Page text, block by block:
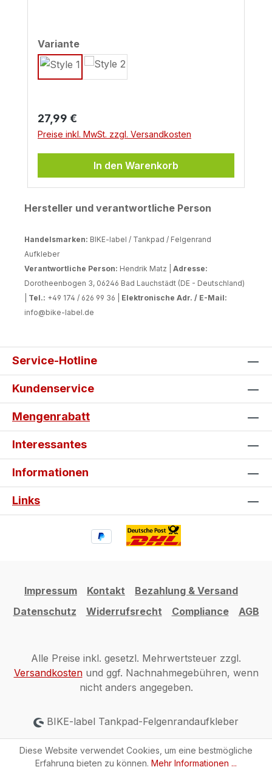
Varianteauswählen
Regulärer Preis:
27,99 €
Preise inkl. MwSt. zzgl. Versandkosten
In den Warenkorb
Hersteller und verantwortliche Person
Handelsmarken: BIKE-label / Tankpad / Felgenrand
Aufkleber
Verantwortliche Person: Hendrik Matz | Adresse:
Dorotheenbogen 3, 06246 Bad Lauchstädt (DE - Deutschland)
Tel.: +49 174 / 626 99 36 | Elektronische Adr. / E-Mail:
info@bike-label.de
Service-Hotline
Kundenservice
Mengenrabatt
Interessantes
Informationen
Links
Impressum Kontakt
Bezahlung & Versand
Datenschutz
Widerrufsrecht Compliance AGB
Alle Preise inkl. gesetzl. Mehrwertsteuer zzgl.
Versandkostenund ggf. Nachnahmegebühren, wenn
nicht anders angegeben.
BIKE-label Tankpad-Felgenrandaufkleber
Diese Website verwendet Cookies, um eine bestmögliche
Erfahrung bieten zu können. Mehr Informationen ...